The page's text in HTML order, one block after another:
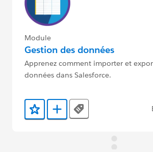
Module
Gestion des données
Apprenez comment importer et
données dans Salesforce.
Ajouter aux favoris
Ajouter au Trailmix
Tags